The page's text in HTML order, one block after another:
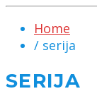
Home
/ serija
SERIJA